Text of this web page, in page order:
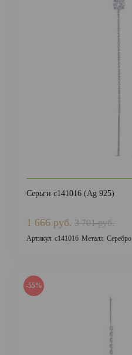
Серьги с141016 (Ag 925)
1 666 руб. 3 701 руб.
Артикул с141016 Металл Серебро
-55%